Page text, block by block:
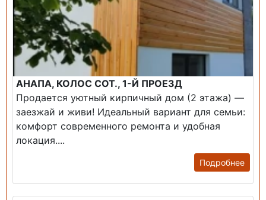
АНАПА, КОЛОС СОТ., 1-Й ПРОЕЗД
Продается уютный кирпичный дом (2 этажа) —
заезжай и живи! ​Идеальный вариант для семьи:
комфорт современного ремонта и удобная
локация....
Подробнее